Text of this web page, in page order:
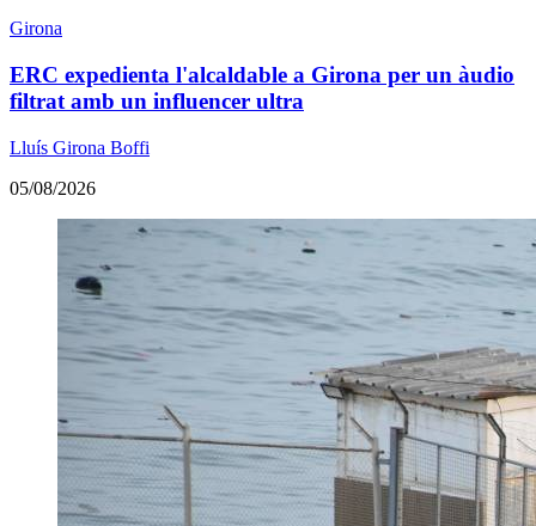
Girona
ERC expedienta l'alcaldable a Girona per un àudio
filtrat amb un influencer ultra
Lluís Girona Boffi
05/08/2026